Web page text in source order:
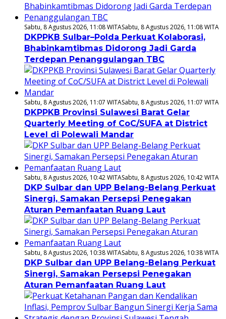
Sabtu, 8 Agustus 2026, 11:08 WITASabtu, 8 Agustus 2026, 11:08 WITA
DKPPKB Sulbar–Polda Perkuat Kolaborasi,
Bhabinkamtibmas Didorong Jadi Garda
Terdepan Penanggulangan TBC
Sabtu, 8 Agustus 2026, 11:07 WITASabtu, 8 Agustus 2026, 11:07 WITA
DKPPKB Provinsi Sulawesi Barat Gelar
Quarterly Meeting of CoC/SUFA at District
Level di Polewali Mandar
Sabtu, 8 Agustus 2026, 10:42 WITASabtu, 8 Agustus 2026, 10:42 WITA
DKP Sulbar dan UPP Belang-Belang Perkuat
Sinergi, Samakan Persepsi Penegakan
Aturan Pemanfaatan Ruang Laut
Sabtu, 8 Agustus 2026, 10:38 WITASabtu, 8 Agustus 2026, 10:38 WITA
DKP Sulbar dan UPP Belang-Belang Perkuat
Sinergi, Samakan Persepsi Penegakan
Aturan Pemanfaatan Ruang Laut